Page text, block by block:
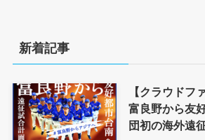
新着記事
【クラウドフ
富良野から友
団初の海外遠